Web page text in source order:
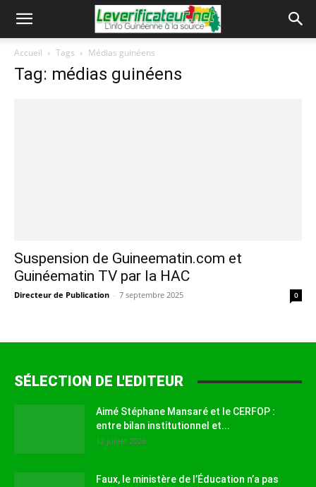
Accueil Tags Médias guinéens
Tag: médias guinéens
Suspension de Guineematin.com et
Guinéematin TV par la HAC
Directeur de Publication - 7 septembre 2025 0
SÉLECTION DE L'EDITEUR
Aimé Stéphane Mansaré et le CERFOP :
entre bilan institutionnel et...
12 juillet 2026
Faux, le ministère de l’Éducation n’a pas